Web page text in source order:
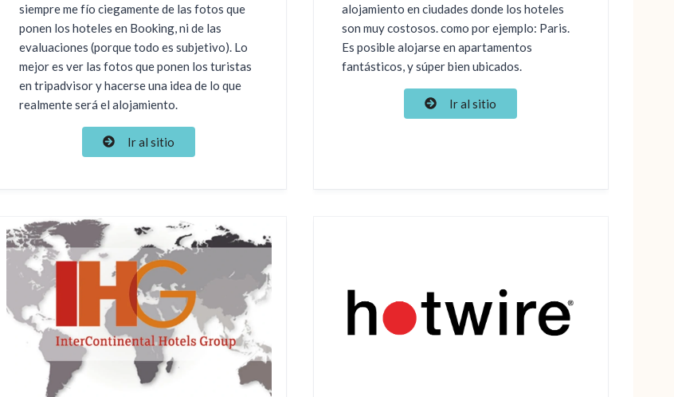
siempre me fío ciegamente de las fotos que
ponen los hoteles en Booking, ni de las
evaluaciones (porque todo es subjetivo). Lo
mejor es ver las fotos que ponen los turistas
en tripadvisor y hacerse una idea de lo que
realmente será el alojamiento.
Ir al sitio
alojamiento en ciudades donde los hoteles
son muy costosos. como por ejemplo: Paris.
Es posible alojarse en apartamentos
fantásticos, y súper bien ubicados.
Ir al sitio